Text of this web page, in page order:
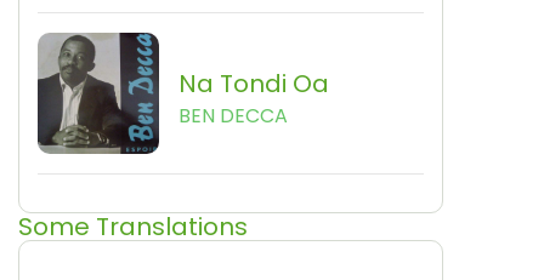
Na Tondi Oa
BEN DECCA
Some Translations